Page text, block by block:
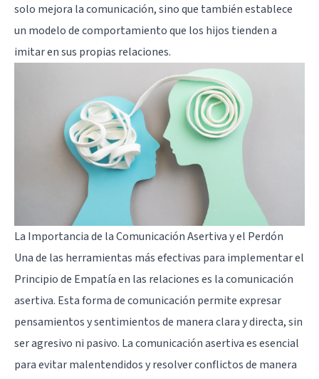
solo mejora la comunicación, sino que también establece
un modelo de comportamiento que los hijos tienden a
imitar en sus propias relaciones.
La Importancia de la Comunicación Asertiva y el Perdón
Una de las herramientas más efectivas para implementar el
Principio de Empatía en las relaciones es la comunicación
asertiva. Esta forma de comunicación permite expresar
pensamientos y sentimientos de manera clara y directa, sin
ser agresivo ni pasivo. La comunicación asertiva es esencial
para evitar malentendidos y resolver conflictos de manera